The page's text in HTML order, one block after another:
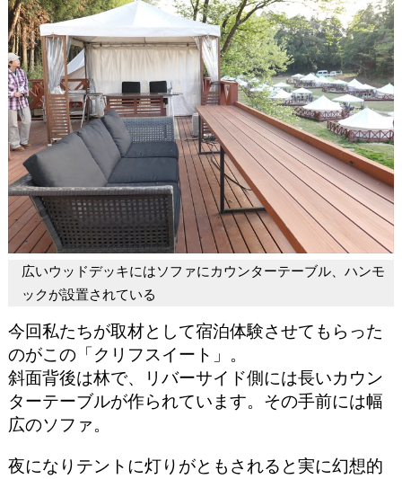
広いウッドデッキにはソファにカウンターテーブル、ハンモ
ックが設置されている
今回私たちが取材として宿泊体験させてもらった
のがこの「クリフスイート」。
斜面背後は林で、リバーサイド側には長いカウン
ターテーブルが作られています。その手前には幅
広のソファ。
夜になりテントに灯りがともされると実に幻想的